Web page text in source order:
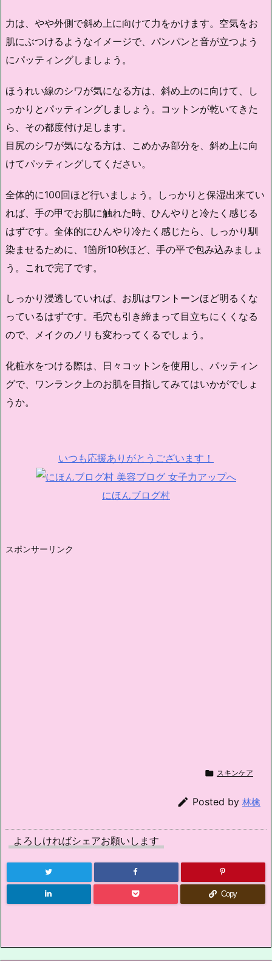
力は、やや外側で斜め上に向けて力をかけます。空気をお
肌にぶつけるようなイメージで、パンパンと音が立つよう
にパッティングしましょう。
ほうれい線のシワが気になる方は、斜め上のに向けて、し
っかりとパッティングしましょう。コットンが乾いてきた
ら、その都度付け足します。
目尻のシワが気になる方は、こめかみ部分を、斜め上に向
けてパッティングしてください。
全体的に100回ほど行いましょう。しっかりと保湿出来てい
れば、手の甲でお肌に触れた時、ひんやりと冷たく感じる
はずです。全体的にひんやり冷たく感じたら、しっかり馴
染ませるために、1箇所10秒ほど、手の平で包み込みましょ
う。これで完了です。
しっかり浸透していれば、お肌はワントーンほど明るくな
っているはずです。毛穴も引き締まって目立ちにくくなる
ので、メイクのノリも変わってくるでしょう。
化粧水をつける際は、日々コットンを使用し、パッティン
グで、ワンランク上のお肌を目指してみてはいかがでしょ
うか。
いつも応援ありがとうございます！
にほんブログ村
スポンサーリンク
 スキンケア
 Posted by 林檎
よろしければシェアお願いします
Copy